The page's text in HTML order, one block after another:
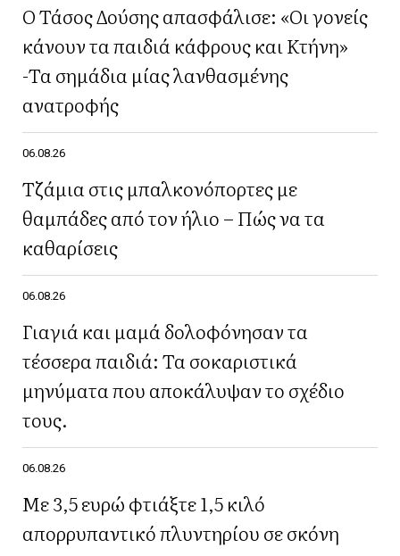
Ο Τάσος Δούσης απασφάλισε: «Οι γονείς
κάνουν τα παιδιά κάφρους και Κτήνη»
-Τα σημάδια μίας λανθασμένης
ανατροφής
06.08.26
Τζάμια στις μπαλκονόπορτες με
θαμπάδες από τον ήλιο – Πώς να τα
καθαρίσεις
06.08.26
Γιαγιά και μαμά δολοφόνησαν τα
τέσσερα παιδιά: Τα σοκαριστικά
μηνύματα που αποκάλυψαν το σχέδιο
τους.
06.08.26
Με 3,5 ευρώ φτιάξτε 1,5 κιλό
απορρυπαντικό πλυντηρίου σε σκόνη